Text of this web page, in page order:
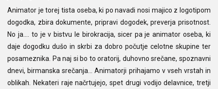
Animator je torej tista oseba, ki po navadi nosi majico z logotipom
dogodka, zbira dokumente, pripravi dogodek, preverja prisotnost.
No ja…. to je v bistvu le birokracija, sicer pa je animator oseba, ki
daje dogodku dušo in skrbi za dobro počutje celotne skupine ter
posameznika. Pa naj si bo to oratorij, duhovno srečane, spoznavni
dnevi, birmanska srečanja... Animatorji prihajamo v vseh vrstah in
oblikah. Nekateri raje načrtujejo, spet drugi vodijo delavnice, tretji